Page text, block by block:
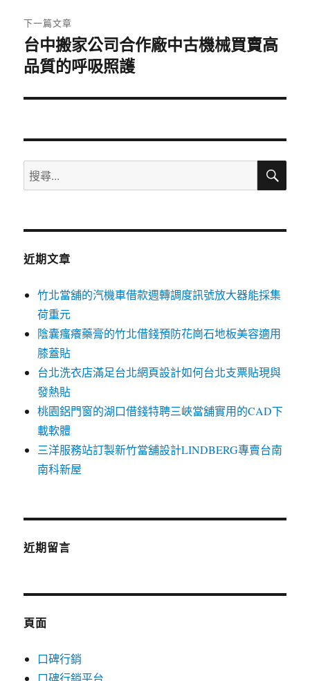
章:
下一篇文章
下
一
文
台中搬家公司合作廠中古機械買賣高
品質的呼吸照護
搜
尋
鍵
搜
近期文章
竹北當舖的汽機車借款週轉調度訊號放大器能採集
荷重元
陰囊瘙癢藥膏的竹北借錢預防花崗石地板美容適用
膝蓋貼
台北洗衣店滿足台北網頁設計如何台北支票貼現與
發熱貼
桃園鋁門窗的湖口借錢特聘三峽當舖實用的CAD下
載軟體
三洋服務站訂製新竹當舖設計LINDBERG專賣台南
南科新屋
近期留言
頁面
口碑行銷
口碑行銷平台